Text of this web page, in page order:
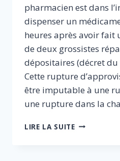
pharmacien est dans
dispenser un
heures après avoir fait
de deux grossistes
dépositaires (décret
Cette rupture
être imputable à une
une rupture dans la
LIRE LA SUITELA